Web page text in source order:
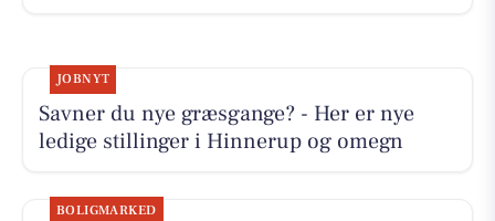
JOBNYT
Savner du nye græsgange? - Her er nye
ledige stillinger i Hinnerup og omegn
BOLIGMARKED